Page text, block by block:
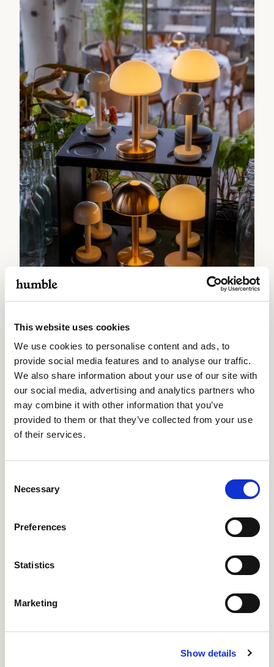
This website uses cookies
We use cookies to personalise content and ads, to
provide social media features and to analyse our traffic.
We also share information about your use of our site with
our social media, advertising and analytics partners who
may combine it with other information that you’ve
provided to them or that they’ve collected from your use
of their services.
Selection
Necessary
Preferences
Statistics
Marketing
Show details
Sfeer die past bij elke
setting
Van fine dining tot cocktailbar en van hut tot zonnedek:
Humble lampen passen in elke omgeving. De zachte,
eisen, waardoor gasten zich meteen thuis voelen aan
boord.
Vraag een offerte aan